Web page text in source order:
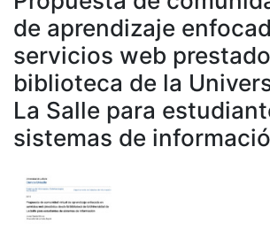
de aprendizaje
servicios web
biblioteca de la
La Salle para
sistemas de